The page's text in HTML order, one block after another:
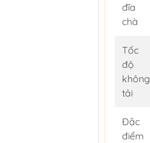
đĩa
chà
Tốc
độ
không
tải
Đặc
điểm